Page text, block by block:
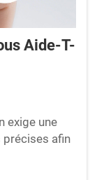
Aide-T-
exige une
précises afin
Un
pour les